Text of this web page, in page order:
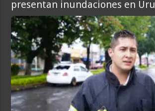
presentan inundaciones en